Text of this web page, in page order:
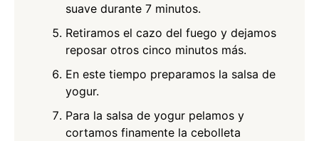
suave durante 7 minutos.
Retiramos el cazo del fuego y dejamos
reposar otros cinco minutos más.
En este tiempo preparamos la salsa de
yogur.
Para la salsa de yogur pelamos y
cortamos finamente la cebolleta